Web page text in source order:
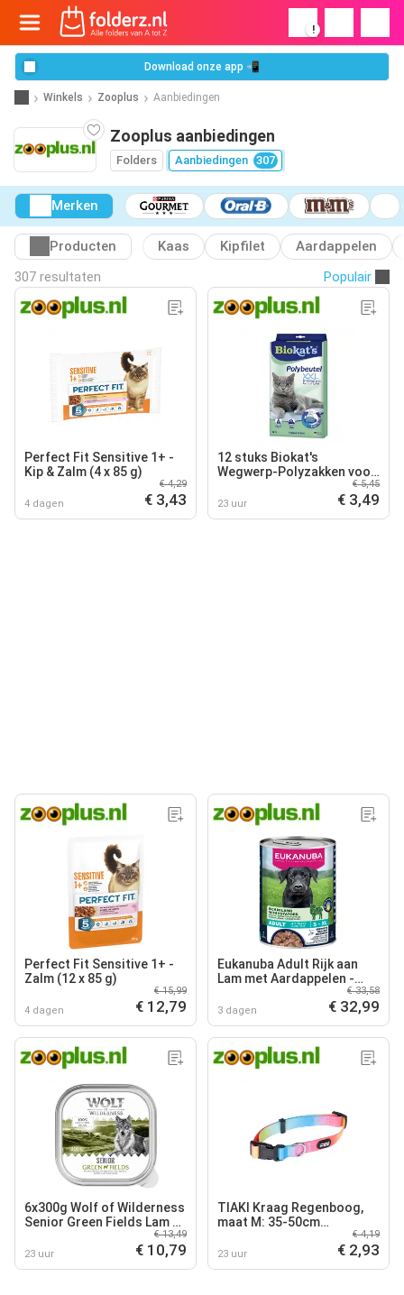
!
Download onze app 📲
Winkels Zooplus Aanbiedingen
Zooplus aanbiedingen
Folders Aanbiedingen 307
Merken
Producten Kaas Kipfilet
Aardappelen
307 resultaten
Populair
Perfect Fit Sensitive 1+ -
Kip & Zalm (4 x 85 g)
4 dagen
€ 4,29
€ 3,43
12 stuks Biokat's
Wegwerp-Polyzakken voor
23 uur
€ 5,45
€ 3,49
Perfect Fit Sensitive 1+ -
Zalm (12 x 85 g)
4 dagen
€ 15,99
€ 12,79
Eukanuba Adult Rijk aan
Lam met Aardappelen -
3 dagen
€ 33,58
€ 32,99
6x300g Wolf of Wilderness
Senior Green Fields Lam &
Kip natvoer voor honden
23 uur
€ 13,49
€ 10,79
TIAKI Kraag Regenboog,
maat M: 35-50cm
23 uur
€ 4,19
€ 2,93